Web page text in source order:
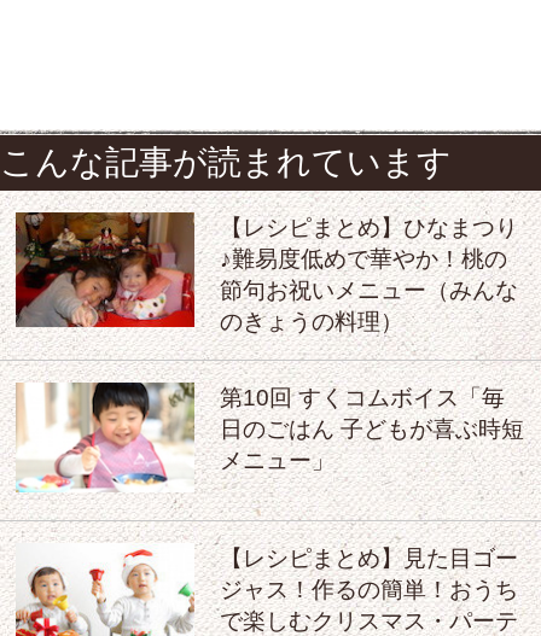
こんな記事が読まれています
【レシピまとめ】ひなまつり
♪難易度低めで華やか！桃の
節句お祝いメニュー（みんな
のきょうの料理）
第10回 すくコムボイス「毎
日のごはん 子どもが喜ぶ時短
メニュー」
【レシピまとめ】見た目ゴー
ジャス！作るの簡単！おうち
で楽しむクリスマス・パーテ